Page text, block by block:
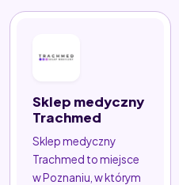
Sklep medyczny
Trachmed
Sklep medyczny
Trachmed to miejsce
w Poznaniu, w którym